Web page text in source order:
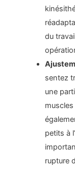
du
sentez
une
petits à
rupture